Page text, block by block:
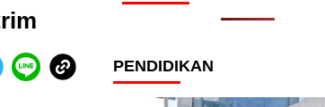
PENDIDIKAN